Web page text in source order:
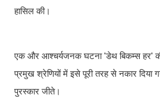
हासिल की।
एक और आश्चर्यजनक घटना 'डेथ बिकम्स हर' की
प्रमुख श्रेणियों में इसे पूरी तरह से नकार
पुरस्कार जीते।